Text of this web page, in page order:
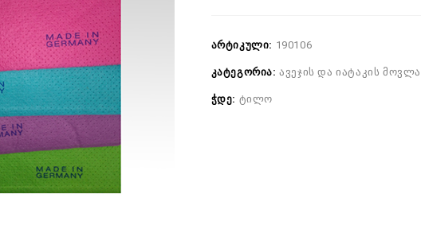
არტიკული: 190106
კატეგორია:ავეჯის და იატაკის მოვლა
ჭდე: ტილო